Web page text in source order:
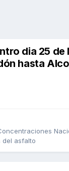
dia 25 de
hasta
del asfalto